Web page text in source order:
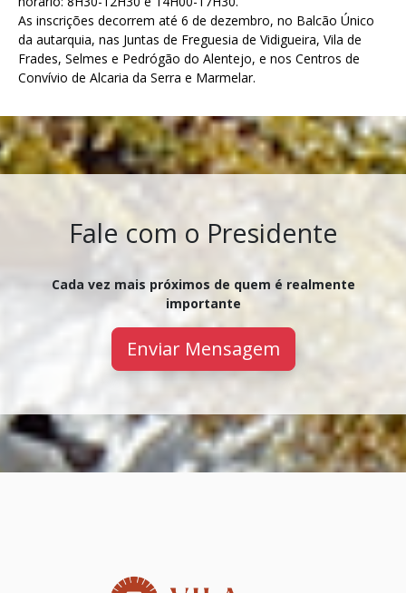
As inscrições decorrem até 6 de dezembro, no Balcão Único
da autarquia, nas Juntas de Freguesia de Vidigueira, Vila de
Frades, Selmes e Pedrógão do Alentejo, e nos Centros de
Convívio de Alcaria da Serra e Marmelar.
Fale com o Presidente
Cada vez mais próximos de quem é realmente
importante
Enviar Mensagem